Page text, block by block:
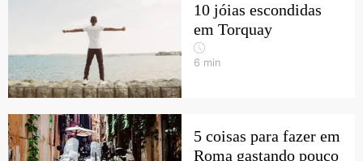
10 jóias escondidas
em Torquay
6 min
5 coisas para fazer em
Roma gastando pouco